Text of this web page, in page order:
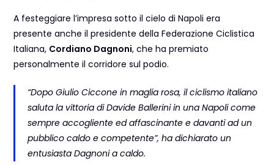
A festeggiare l’impresa sotto il cielo di Napoli era
presente anche il presidente della Federazione Ciclistica
Italiana, Cordiano Dagnoni, che ha premiato
personalmente il corridore sul podio.
“Dopo Giulio Ciccone in maglia rosa, il ciclismo italiano
saluta la vittoria di Davide Ballerini in una Napoli come
sempre accogliente ed affascinante e davanti ad un
pubblico caldo e competente”, ha dichiarato un
entusiasta Dagnoni a caldo.